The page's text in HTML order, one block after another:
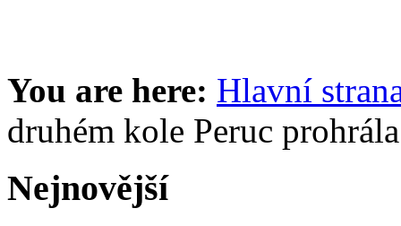
You are here: Hlavní
druhém kole Peruc prohrála
Nejnovější